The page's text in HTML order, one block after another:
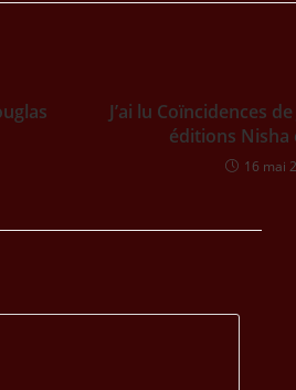
J’ai lu Coïncidences
éditions Nisha
16 mai